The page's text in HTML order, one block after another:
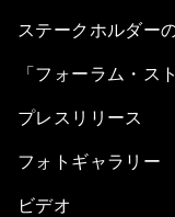
ステークホルダー
「フォーラム・ス
プレスリリース
フォトギャラリー
ビデオ